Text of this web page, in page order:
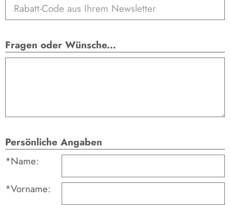
Fragen oder Wünsche...
Persönliche Angaben
*Name:
*Vor­name: